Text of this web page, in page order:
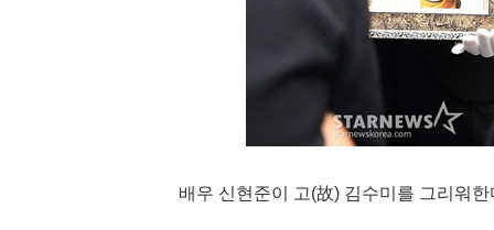
배우 신현준이 고(故) 김수미를 그리워한